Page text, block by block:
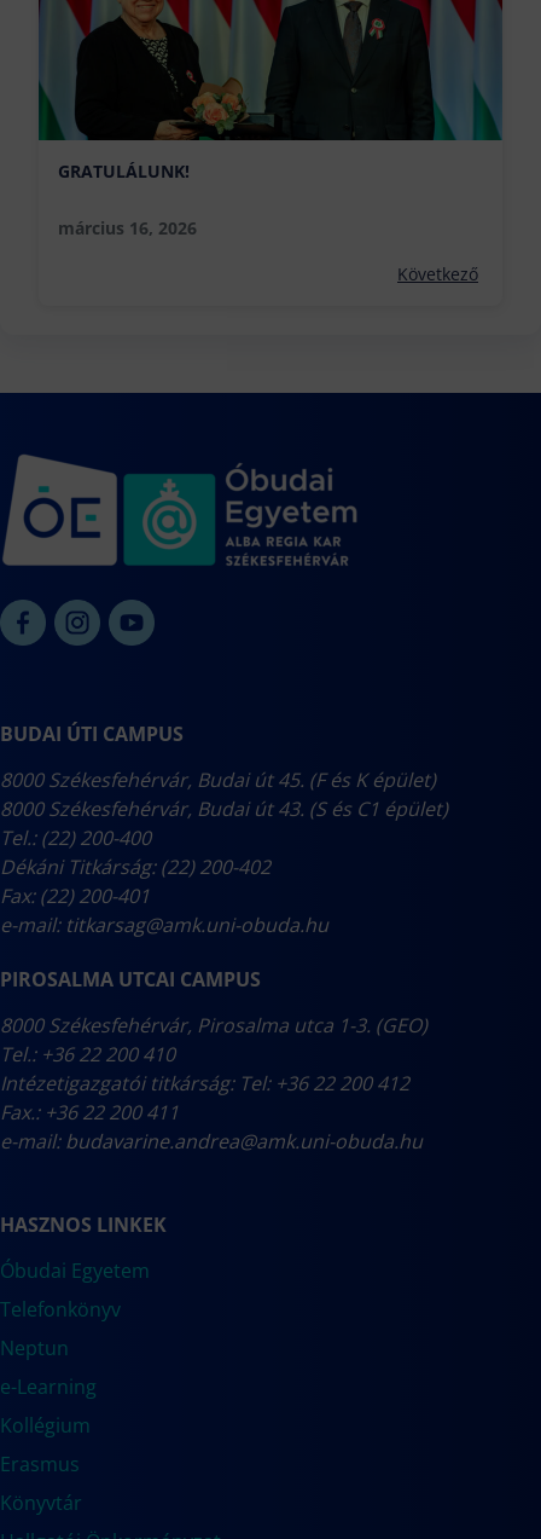
GRATULÁLUNK!
március 16, 2026
Következő
BUDAI ÚTI CAMPUS
8000 Székesfehérvár, Budai út 45. (F és K épület)
8000 Székesfehérvár, Budai út 43. (S és C1 épület)
Tel.: (22) 200-400
Dékáni Titkárság: (22) 200-402
Fax: (22) 200-401
e-mail: titkarsag@amk.uni-obuda.hu
PIROSALMA UTCAI CAMPUS
8000 Székesfehérvár, Pirosalma utca 1-3. (GEO)
Tel.: +36 22 200 410
Intézetigazgatói titkárság: Tel: +36 22 200 412
Fax.: +36 22 200 411
e-mail:budavarine.andrea@amk.uni-obuda.hu
HASZNOS LINKEK
Óbudai Egyetem
Telefonkönyv
Neptun
e-Learning
Kollégium
Erasmus
Könyvtár